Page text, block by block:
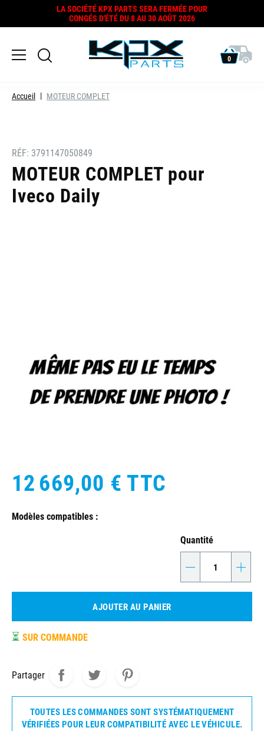
LA SOCIÉTÉ KPX PARTS SERA FERMÉE POUR
CONGÉS D'ÉTÉ DU 8 AU 30 AOÛT 2026
0
Accueil MOTEUR COMPLET
RÉF: 3791147050849
MOTEUR COMPLET pour
Iveco Daily
12 669,00 € TTC
Modèles compatibles :
Quantité
- +
AJOUTER AU PANIER
⏳ SUR COMMANDE
Partager
TOUTES LES COMMANDES SONT SYSTÉMATIQUEMENT
VÉRIFIÉES POUR LEUR COMPATIBILITÉ AVEC LE VÉHICULE.